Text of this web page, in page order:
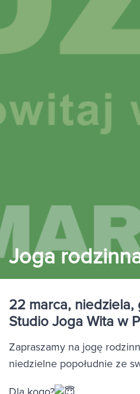
Joga
22 marca, niedziela,
Studio Joga Wita w
Zapraszamy na jogę
niedzielne popołudnie ze